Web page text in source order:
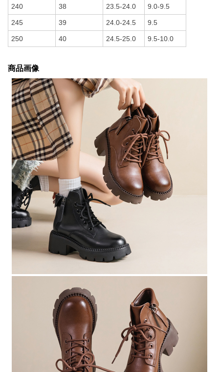
240 38 23.5-24.0 9.0-9.5
245 39 24.0-24.5 9.5
250 40 24.5-25.0 9.5-10.0
商品画像